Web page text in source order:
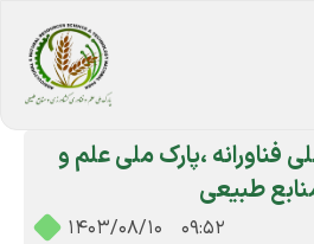
فناورانه ،پارک ملی علم و
طبیعی
09:52
1403/08/10